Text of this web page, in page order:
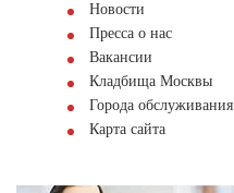
Новости
Пресса о нас
Вакансии
Кладбища Москвы
Города обслуживания
Карта сайта